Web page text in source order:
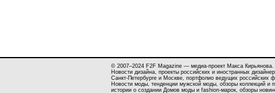
© 2007–2024 F2F Magazine — медиа-проект Макса Кирьянова.
Новости дизайна, проекты российских и иностранных
Санкт-Петербурге и Москве, портфолио ведущих российских
Новости моды, тенденции мужской моды, обзоры коллекций и
истории о создании Домов моды и fashion-марок, обзоры